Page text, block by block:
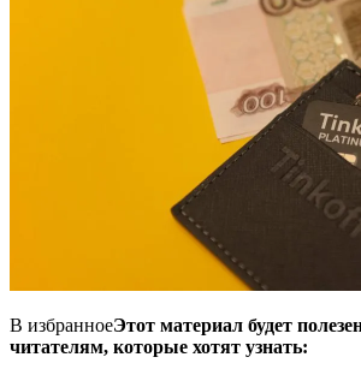
В избранноеЭтот материал будет
читателям, которые хотят узнать: